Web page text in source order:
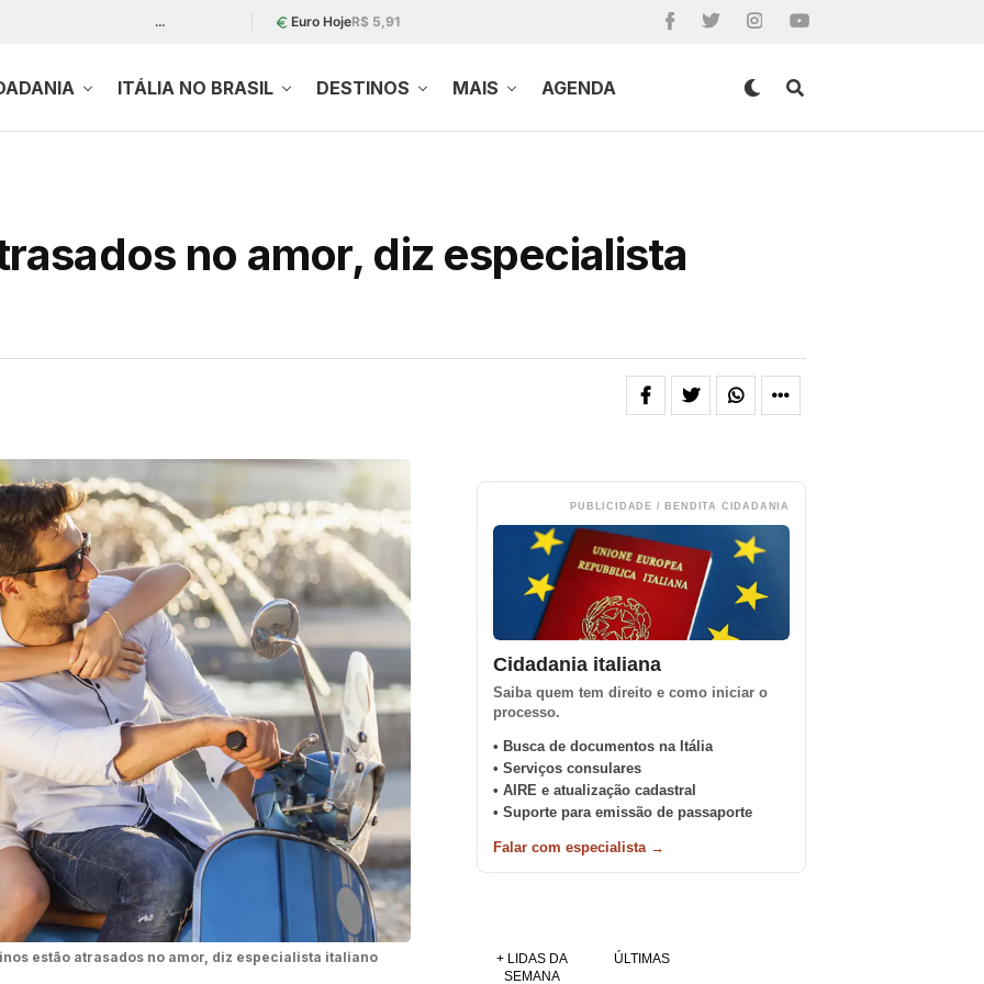
… Euro HojeR$ 5,91
ITÁLIA NO BRASIL DESTINOS MAIS AGENDA
no amor, diz especialista
estão atrasados no amor, diz especialista italiano
PUBLICIDADE / BENDITA CIDADANIA
Cidadania italiana
Saiba quem tem direito e como iniciar o
processo.
• Busca de documentos na Itália
• Serviços consulares
• AIRE e atualização cadastral
• Suporte para emissão de passaporte
Falar com especialista →
+ LIDAS DA
SEMANA
ÚLTIMAS